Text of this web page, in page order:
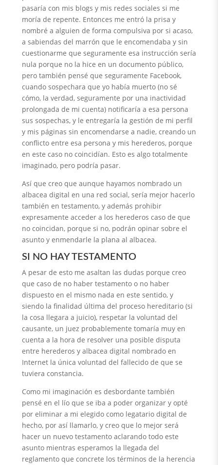
pasaría con mis blogs y mis redes sociales si me
moría de repente. Entonces me entró la prisa y
nombré a alguien de forma compulsiva por si acaso,
a sabiendas del marrón que le encomendaba y sin
cuestionarme que seguramente esa instrucción sería
nula porque no la hice en un documento público,
pero también pensé que seguramente Facebook,
cuando sospechara que yo había muerto (no sé
cómo, la verdad, seguramente por una inactividad
prolongada de mi cuenta) notificaría a esa persona
sus sospechas, y le entregaría la gestión de mi perfil
y mis páginas sin encomendarse a nadie, creando un
conflicto entre esa persona y mis herederos, porque
en este caso no coincidían. Esto es algo totalmente
imaginado, pero podría pasar.
Así que creo que aunque hayamos nombrado un
albacea digital en una red social, sería mejor hacerlo
también en testamento, y además prohibir
expresamente acceder a los herederos caso de que
no coincidan, porque si no, podrán opinar sobre el
asunto y enmendarle la plana al albacea.
SI NO HAY TESTAMENTO
A pesar de esto me asaltan las dudas porque creo
que caso de no haber testamento o no haber
dispuesto en el mismo nada en este sentido, y
siendo la finalidad última del proceso hereditario (si
la cosa llegara a juicio), respetar la voluntad del
causante, un juez probablemente tomaría muy en
cuenta a la hora de resolver una posible disputa
entre herederos y albacea digital nombrado en
Internet la única voluntad del fallecido de que se
tuviera constancia.
Como mi imaginación es desbordante también
pensé en el lío que se iba a poder organizar y opté
por eliminar a mi elegido como legatario digital de
hecho, por así llamarlo, y creo que lo mejor será
hacer un nuevo testamento aclarando todo este
asunto mientras esperamos la llegada del
reglamento que concrete los términos de la herencia